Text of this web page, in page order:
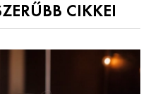
CIKKEI